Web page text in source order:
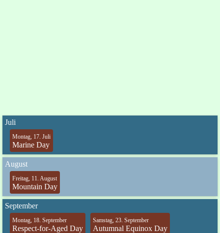
Juli
Montag, 17. Juli
Marine Day
August
Freitag, 11. August
Mountain Day
September
Montag, 18. September
Respect-for-Aged Day
Samstag, 23. September
Autumnal Equinox Day